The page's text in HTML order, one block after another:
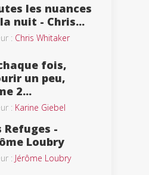
les nuances
nuit - Chris...
: Chris Whitaker
fois,
un peu,
2...
: Karine Giebel
Refuges -
Loubry
: Jérôme Loubry